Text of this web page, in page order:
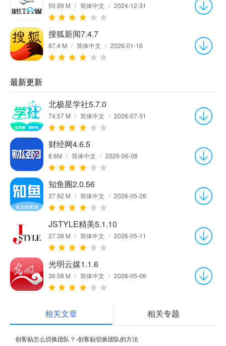
50.99 M / 简体中文 / 2024-12-31
搜狐新闻7.4.7
87.4 M / 简体中文 / 2026-01-16
最新更新
北极星学社5.7.0
74.57 M / 简体中文 / 2026-07-31
财经网4.6.5
8.6M / 简体中文 / 2026-06-08
知鱼圈2.0.56
37.92 M / 简体中文 / 2026-05-26
JSTYLE精美5.1.10
27.38 M / 简体中文 / 2026-05-11
光明云媒1.1.6
36.58 M / 简体中文 / 2026-05-06
相关文章 相关专题
创客贴怎么切换团队？-创客贴切换团队的方法